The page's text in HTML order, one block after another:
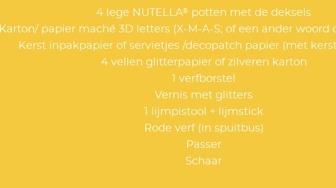
4 lege NUTELLA®
potten met de deksels
Karton/ papier maché 3D letters (X-M-A-S; of een ander woord
Kerst inpakpapier of servietjes /decopatch papier (met
4 vellen glitterpapier of zilveren karton
1 verfborstel
Vernis met glitters
1 lijmpistool + lijmstick
Rode verf (in spuitbus)
Passer
Schaar